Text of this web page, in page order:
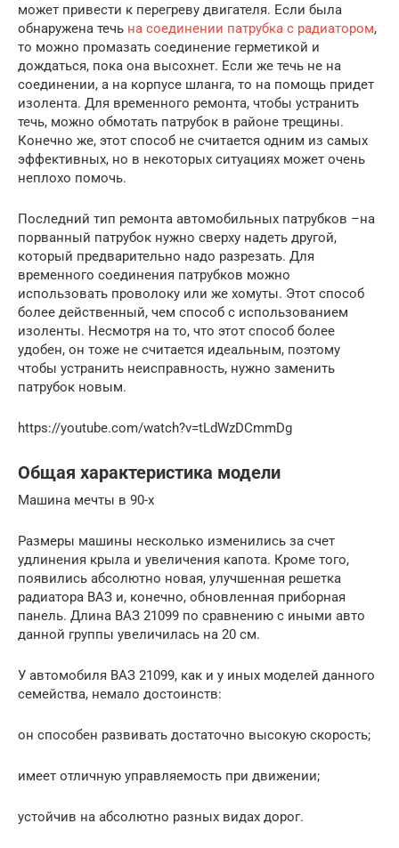
может привести к перегреву двигателя. Если была
обнаружена течь на соединении патрубка с радиатором,
то можно промазать соединение герметикой и
дождаться, пока она высохнет. Если же течь не на
соединении, а на корпусе шланга, то на помощь придет
изолента. Для временного ремонта, чтобы устранить
течь, можно обмотать патрубок в районе трещины.
Конечно же, этот способ не считается одним из самых
эффективных, но в некоторых ситуациях может очень
неплохо помочь.
Последний тип ремонта автомобильных патрубков –на
порванный патрубок нужно сверху надеть другой,
который предварительно надо разрезать. Для
временного соединения патрубков можно
использовать проволоку или же хомуты. Этот способ
более действенный, чем способ с использованием
изоленты. Несмотря на то, что этот способ более
удобен, он тоже не считается идеальным, поэтому
чтобы устранить неисправность, нужно заменить
патрубок новым.
https://youtube.com/watch?v=tLdWzDCmmDg
Общая характеристика модели
Машина мечты в 90-х
Размеры машины несколько изменились за счет
удлинения крыла и увеличения капота. Кроме того,
появились абсолютно новая, улучшенная решетка
радиатора ВАЗ и, конечно, обновленная приборная
панель. Длина ВАЗ 21099 по сравнению с иными авто
данной группы увеличилась на 20 см.
У автомобиля ВАЗ 21099, как и у иных моделей данного
семейства, немало достоинств:
он способен развивать достаточно высокую скорость;
имеет отличную управляемость при движении;
устойчив на абсолютно разных видах дорог.